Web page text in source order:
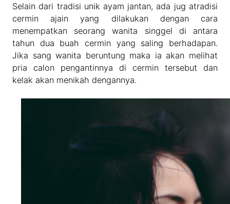
Selain dari tradisi unik ayam jantan, ada jug atradisi
cermin ajain yang dilakukan dengan cara
menempatkan seorang wanita singgel di antara
tahun dua buah cermin yang saling berhadapan.
Jika sang wanita beruntung maka ia akan melihat
pria calon pengantinnya di cermin tersebut dan
kelak akan menikah dengannya.